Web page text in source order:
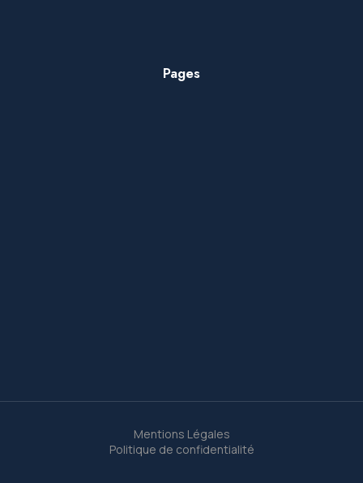
Pages
Mentions Légales
Politique de confidentialité